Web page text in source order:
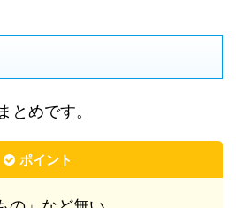
とめです。
ポイント